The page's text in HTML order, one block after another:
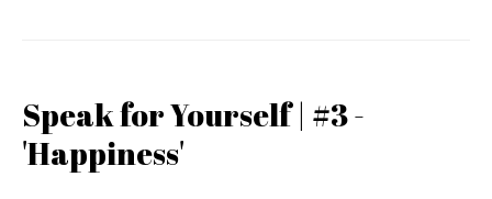
Speak for Yourself | #3 -
'Happiness'